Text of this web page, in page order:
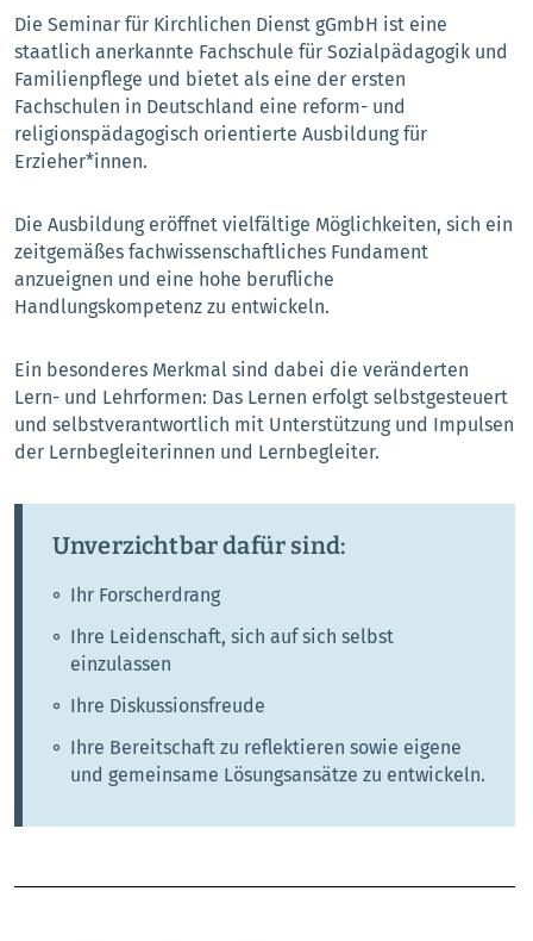
Die Seminar für Kirchlichen Dienst gGmbH ist eine
staatlich anerkannte Fachschule für Sozialpädagogik und
Familienpflege und bietet als eine der ersten
Fachschulen in Deutschland eine reform- und
religionspädagogisch orientierte Ausbildung für
Erzieher*innen.
Die Ausbildung eröffnet vielfältige Möglichkeiten, sich ein
zeitgemäßes fachwissenschaftliches Fundament
anzueignen und eine hohe berufliche
Handlungskompetenz zu entwickeln.
Ein besonderes Merkmal sind dabei die veränderten
Lern- und Lehrformen: Das Lernen erfolgt selbstgesteuert
und selbstverantwortlich mit Unterstützung und Impulsen
der Lernbegleiterinnen und Lernbegleiter.
Unverzichtbar dafür sind:
Ihr Forscherdrang
Ihre Leidenschaft, sich auf sich selbst
einzulassen
Ihre Diskussionsfreude
Ihre Bereitschaft zu reflektieren sowie eigene
und gemeinsame Lösungsansätze zu entwickeln.